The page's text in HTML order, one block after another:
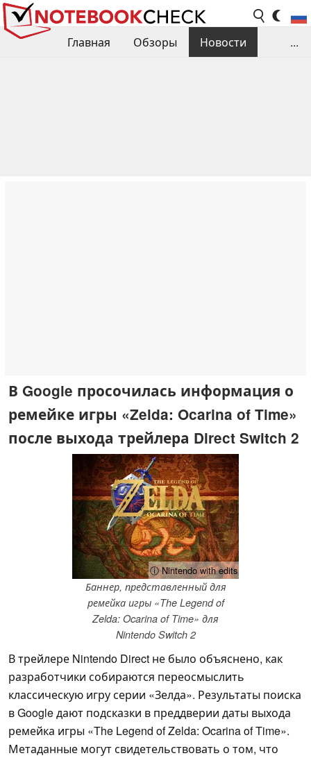
Главная Обзоры
Новости
...
В Google просочилась информация о
ремейке игры «Zelda: Ocarina of Time»
после выхода трейлера Direct Switch 2
ⓘ Nintendo with edits
Баннер, представленный для
ремейка игры «The Legend of
Zelda: Ocarina of Time» для
Nintendo Switch 2
В трейлере Nintendo Direct не было объяснено, как
разработчики собираются переосмыслить
классическую игру серии «Зелда». Результаты поиска
в Google дают подсказки в преддверии даты выхода
ремейка игры «The Legend of Zelda: Ocarina of Time».
Метаданные могут свидетельствовать о том, что